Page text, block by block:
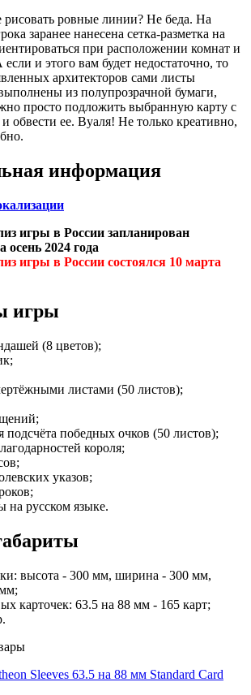
рисовать ровные линии? Не беда. На
заранее нанесена сетка-разметка на
при расположении комнат и
и этого вам будет недостаточно, то
архитекторов сами листы
из полупрозрачной бумаги,
просто подложить выбранную карту с
обвести ее. Вуаля! Не только креативно,
информация
игры в России запланирован
осень 2024 года
игры в России состоялся 10 марта
игры
(8 цветов);
листами (50 листов);
подсчёта победных очков (50 листов);
короля;
указов;
на русском языке.
высота - 300 мм, ширина - 300 мм,
карточек: 63.5 на 88 мм - 165 карт;